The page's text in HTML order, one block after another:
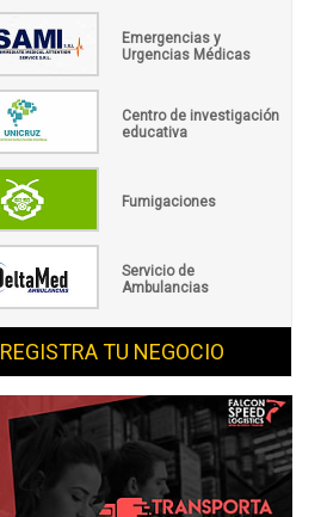
Emergencias y
Urgencias Médicas
Centro de investigación
educativa
Fumigaciones
Servicio de
Ambulancias
REGISTRA TU NEGOCIO